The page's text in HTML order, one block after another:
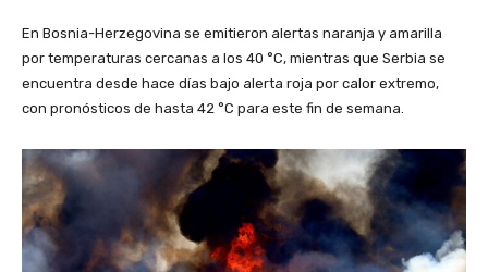
En Bosnia-Herzegovina se emitieron alertas naranja y amarilla
por temperaturas cercanas a los 40 °C, mientras que Serbia se
encuentra desde hace días bajo alerta roja por calor extremo,
con pronósticos de hasta 42 °C para este fin de semana.